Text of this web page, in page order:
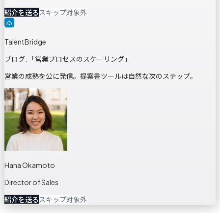
紹介を送る スキップ対象外
TalentBridge
ブログ: 「営業プロセスのスケーリング」
営業の成熟を公に発信。提案書ツールは自然な次のステップ。
Hana Okamoto
Director of Sales
紹介を送る スキップ対象外